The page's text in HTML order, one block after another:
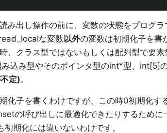
み出し操作の前に、変数の状態をプログ
な変数以外の変数は初期化子を書
、クラス型ではないもしくは配列型で要
込み型やそのポインタ型のint*型、int[5]
定)。
化子を書くわけですが、この時0初期化す
の呼び出しに最適化できたりするために
期化には違いないわけです。